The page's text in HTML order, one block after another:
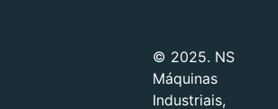
© 2025. NS
Máquinas
Industriais,